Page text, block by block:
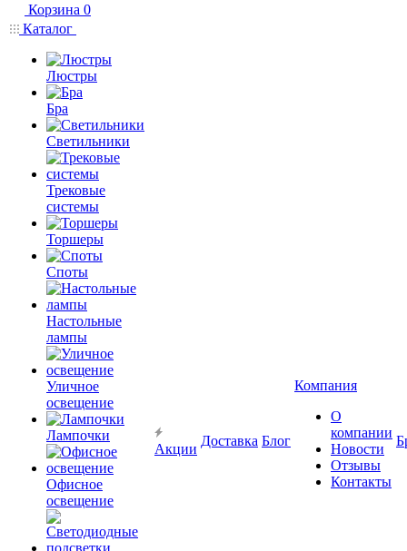
Корзина 0
Каталог
Люстры
Бра
Светильники
Трековые
системы
Торшеры
Споты
Настольные
лампы
Уличное
освещение
Лампочки
Офисное
освещение
Акции
Доставка Блог
Компания
О
компании
Новости
Отзывы
Контакты